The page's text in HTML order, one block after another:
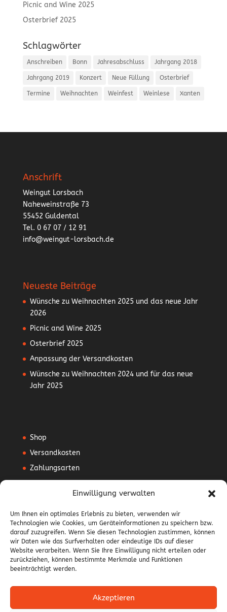
Einwilligung verwalten
Um Ihnen ein optimales Erlebnis zu bieten, verwenden wir
Technologien wie Cookies, um Geräteinformationen zu speichern bzw.
darauf zuzugreifen. Wenn Sie diesen Technologien zustimmen, können
wir Daten wie das Surfverhalten oder eindeutige IDs auf dieser
Website verarbeiten. Wenn Sie Ihre Einwilligung nicht erteilen oder
zurückziehen, können bestimmte Merkmale und Funktionen
beeinträchtigt werden.
Akzeptieren
Picnic and Wine 2025
Osterbrief 2025
Schlagwörter
Anschreiben Bonn Jahresabschluss Jahrgang 2018
Jahrgang 2019 Konzert Neue Füllung Osterbrief
Termine Weihnachten Weinfest Weinlese Xanten
Anschrift
Weingut Lorsbach
Naheweinstraße 73
55452 Guldental
Tel. 0 67 07 / 12 91
info@weingut-lorsbach.de
Neueste Beiträge
Wünsche zu Weihnachten 2025 und das neue Jahr
2026
Picnic and Wine 2025
Osterbrief 2025
Anpassung der Versandkosten
Wünsche zu Weihnachten 2024 und für das neue
Jahr 2025
Shop
Versandkosten
Zahlungsarten
AGB
Impressum
Datenschutzerklärung
Widerrufsbelehrung